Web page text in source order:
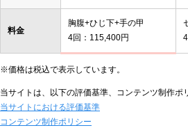
料金
胸腹+ひじ下+手の甲
4回：115,400円
※価格は税込で表示しています。
当サイトは、以下の評価基準、コンテンツ制作ポ
当サイトにおける評価基準
コンテンツ制作ポリシー